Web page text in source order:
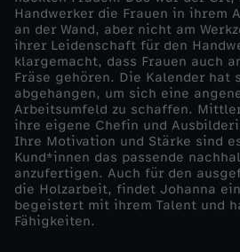
-
"
I
c
h
b
Handwerker die Frauen in ihrem
an der Wand, aber nicht am
ihrer Leidenschaft für den
klargemacht, dass Frauen auch
Fräse gehören. Die Kalender hat
abgehangen, um sich eine
Arbeitsumfeld zu schaffen.
ihre eigene Chefin und
Ihre Motivation und Stärke sind
Kund*innen das passende
anzufertigen. Auch für den
die Holzarbeit, findet Johanna
begeistert mit ihrem Talent und
Fähigkeiten.